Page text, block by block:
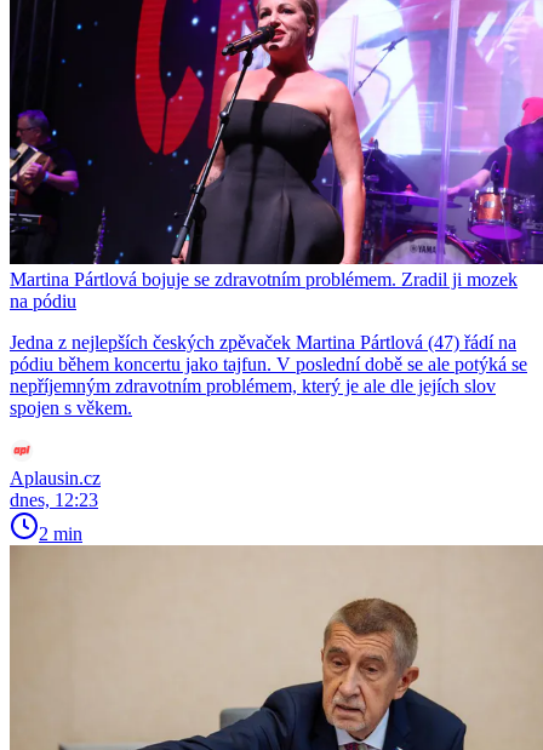
Martina Pártlová bojuje se zdravotním problémem. Zradil ji mozek
na pódiu
Jedna z nejlepších českých zpěvaček Martina Pártlová (47) řádí na
pódiu během koncertu jako tajfun. V poslední době se ale potýká se
nepříjemným zdravotním problémem, který je ale dle jejích slov
spojen s věkem.
Aplausin.cz
dnes, 12:23
2 min